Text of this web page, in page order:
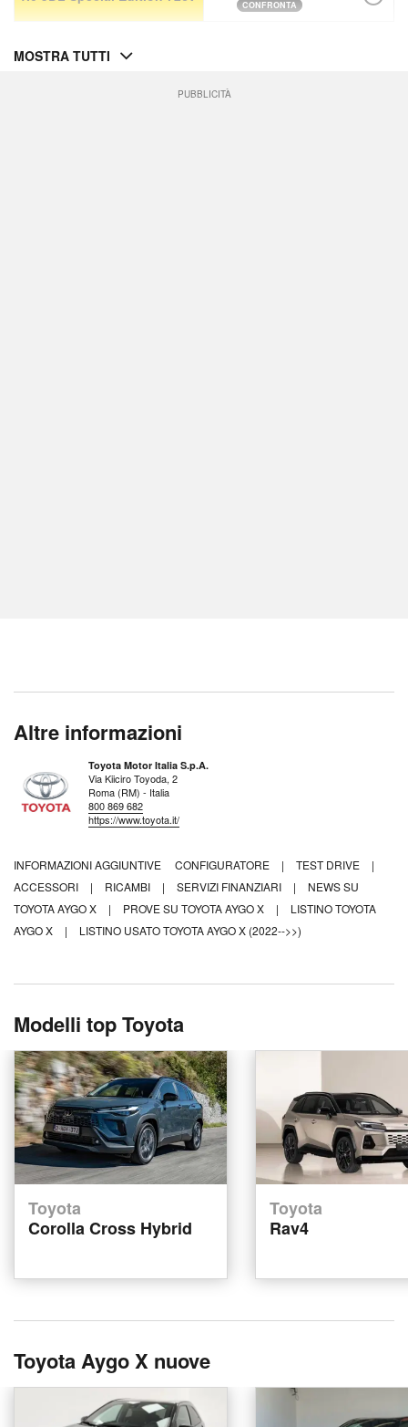
CONFRONTA
MOSTRA TUTTI
PUBBLICITÀ
Altre informazioni
Toyota Motor Italia S.p.A.
Via Kiiciro Toyoda, 2
Roma (RM) - Italia
800 869 682
https://www.toyota.it/
INFORMAZIONI AGGIUNTIVE CONFIGURATORE | TEST DRIVE
|
ACCESSORI
| RICAMBI | SERVIZI FINANZIARI |
NEWS SU
TOYOTA AYGO X
| PROVE SU TOYOTA AYGO X |
LISTINO TOYOTA
AYGO X
| LISTINO USATO TOYOTA AYGO X (2022-->>)
Modelli top Toyota
Toyota
Corolla Cross Hybrid
Toyota
Rav4
Toyota Aygo X nuove